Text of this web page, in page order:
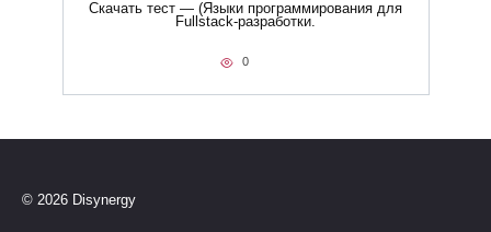
Скачать тест — (Языки программирования для
Fullstack-разработки.
0
© 2026 Disynergy